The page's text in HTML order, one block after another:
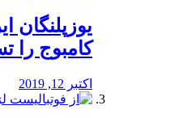
یوزپلنگان
کامبوج را
اکتبر 12, 2019